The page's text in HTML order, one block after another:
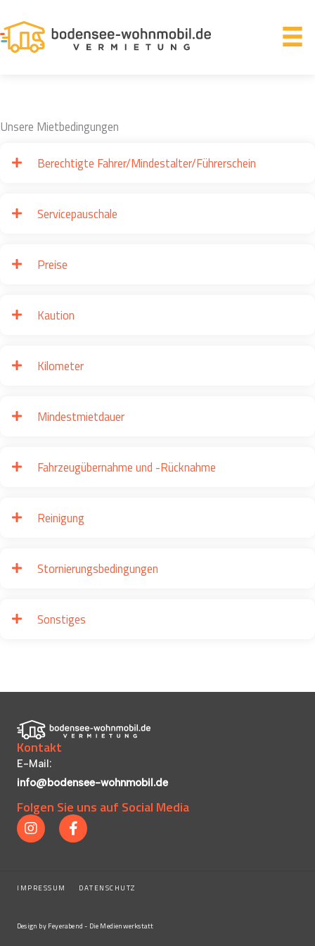
Inhalt
springen
Unsere Mietbedingungen
Berechtigte Fahrer/Mindestalter/Führerschein
Servicepauschale
Preise
Kaution
Kilometer
Mindestmietdauer
Fahrzeugübernahme und -Rücknahme
Reinigung
Stornierungsbedingungen
Sonstiges
Kontakt
E-Mail:
info@bodensee-wohnmobil.de
Folgen Sie uns auf Social Media
IMPRESSUM DATENSCHUTZ
Design by Feyerabend - Die Medienwerkstatt